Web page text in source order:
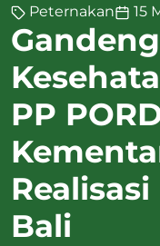
Peternakan 15
PP
Bali